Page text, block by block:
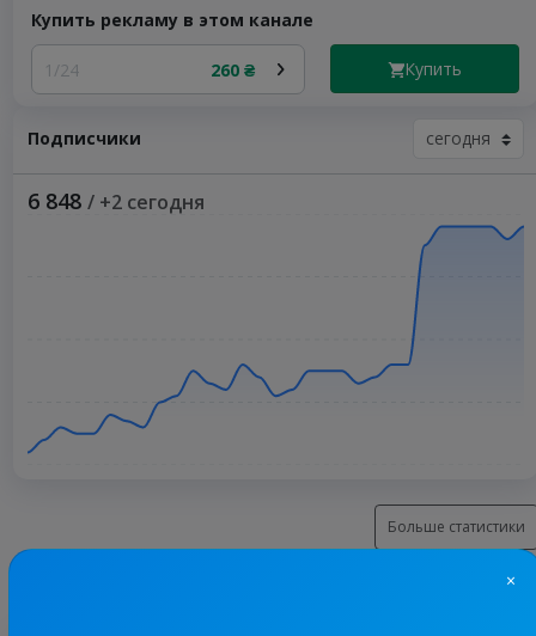
Купить рекламу в этом канале
1/24 260 ₴ Купить
Подписчики
6 848 / +2 сегодня
Больше статистики
×